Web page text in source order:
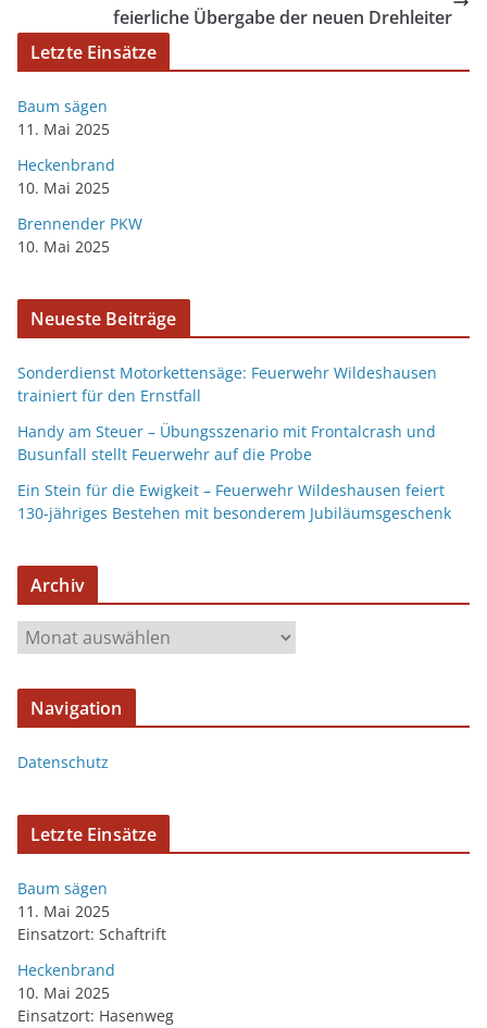
feierliche Übergabe der neuen Drehleiter
Letzte Einsätze
Baum sägen
11. Mai 2025
Heckenbrand
10. Mai 2025
Brennender PKW
10. Mai 2025
Neueste Beiträge
Sonderdienst Motorkettensäge: Feuerwehr Wildeshausen
trainiert für den Ernstfall
Handy am Steuer – Übungsszenario mit Frontalcrash und
Busunfall stellt Feuerwehr auf die Probe
Ein Stein für die Ewigkeit – Feuerwehr Wildeshausen feiert
130-jähriges Bestehen mit besonderem Jubiläumsgeschenk
Archiv
Navigation
Datenschutz
Letzte Einsätze
Baum sägen
11. Mai 2025
Einsatzort: Schaftrift
Heckenbrand
10. Mai 2025
Einsatzort: Hasenweg